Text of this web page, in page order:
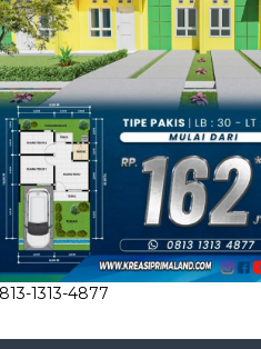
1313-4877